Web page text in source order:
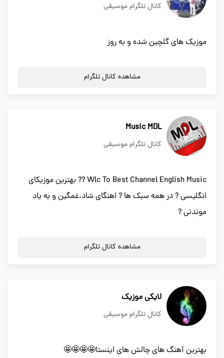
کانال تلگرام موسیقی
موزیک های گلچین شده و به روز
مشاهده کانال تلگرام
Music MDL
کانال تلگرام موسیقی
Wlc To Best Channel English Music ?? بهترین موزیکای
انگلیسی ? در همه سبک ها ? اهنگای شاد،غمگین و به یاد
موندنی ?
مشاهده کانال تلگرام
لایکی موزیک
کانال تلگرام موسیقی
بهترین آهنگ های چالش های اینستا🤩🤩🤩🤩